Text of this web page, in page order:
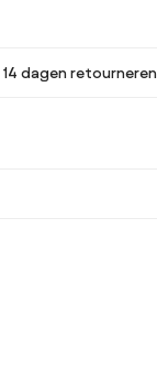
dagen retourneren